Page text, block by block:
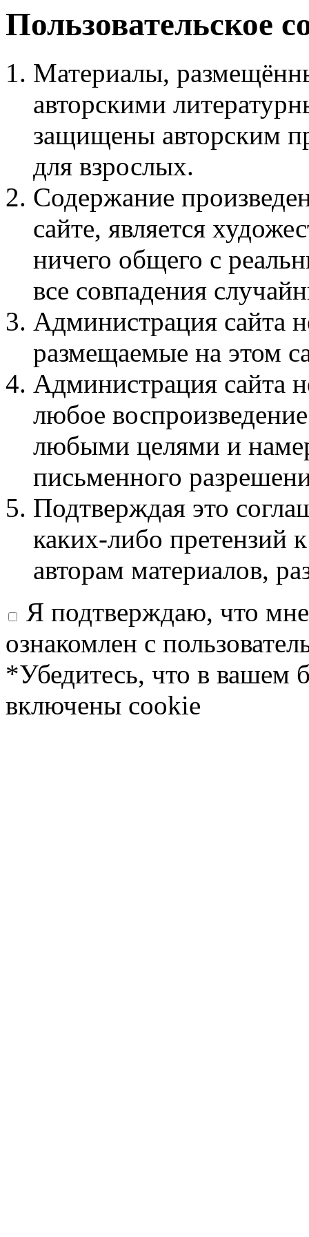
Пользовательское
Материалы,
авторскими
защищены авторским
для взрослых.
Содержание
сайте, является
ничего общего с
все совпадения
Администрация сайта
размещаемые на этом
Администрация сайта
любое
любыми целями и
письменного
Подтверждая это
каких-либо претензий
авторам материалов,
Я подтверждаю, что
ознакомлен с
*Убедитесь, что в вашем
включены cookie